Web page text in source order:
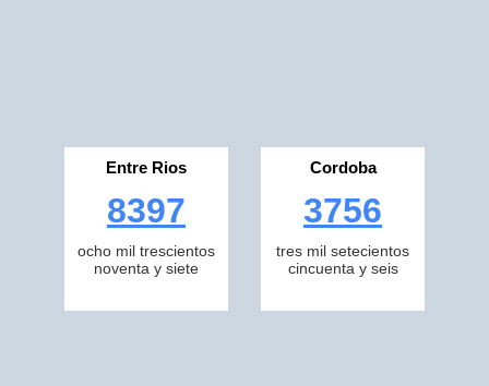
Entre Rios
8397
ocho mil trescientos
noventa y siete
Cordoba
3756
tres mil setecientos
cincuenta y seis